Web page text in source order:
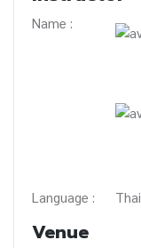
Name :
Language : Thai
Venue